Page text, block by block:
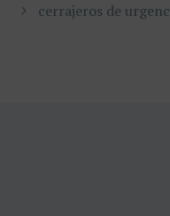
cerrajeros de